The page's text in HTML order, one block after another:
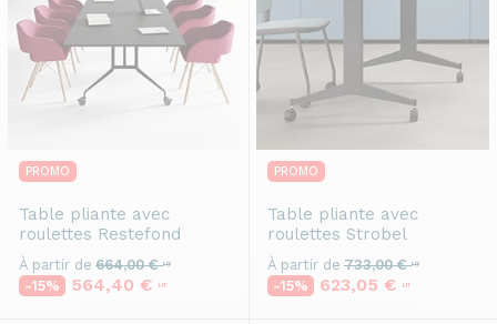
PROMO
Table pliante avec
roulettes Restefond
À partir de 664,00 €HT
-15% 564,40 € HT
PROMO
Table pliante avec
roulettes Strobel
À partir de 733,00 €HT
-15% 623,05 € HT